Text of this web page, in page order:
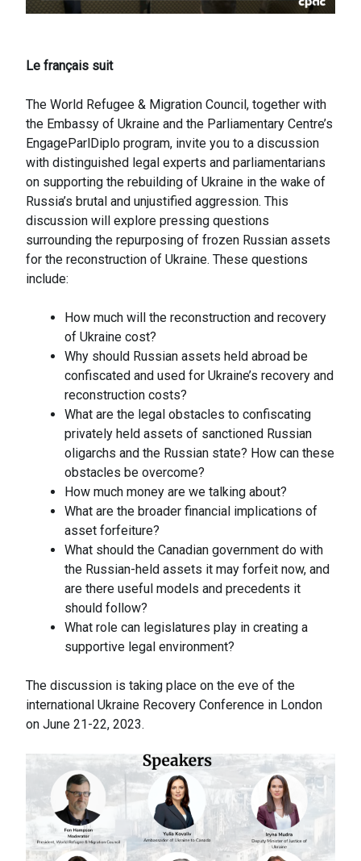
Le français suit
The World Refugee & Migration Council, together with
the Embassy of Ukraine and the Parliamentary Centre’s
EngageParlDiplo program, invite you to a discussion
with distinguished legal experts and parliamentarians
on supporting the rebuilding of Ukraine in the wake of
Russia’s brutal and unjustified aggression. This
discussion will explore pressing questions
surrounding the repurposing of frozen Russian assets
for the reconstruction of Ukraine. These questions
include:
How much will the reconstruction and recovery
of Ukraine cost?
Why should Russian assets held abroad be
confiscated and used for Ukraine’s recovery and
reconstruction costs?
What are the legal obstacles to confiscating
privately held assets of sanctioned Russian
oligarchs and the Russian state? How can these
obstacles be overcome?
How much money are we talking about?
What are the broader financial implications of
asset forfeiture?
What should the Canadian government do with
the Russian-held assets it may forfeit now, and
are there useful models and precedents it
should follow?
What role can legislatures play in creating a
supportive legal environment?
The discussion is taking place on the eve of the
international Ukraine Recovery Conference in London
on June 21-22, 2023.